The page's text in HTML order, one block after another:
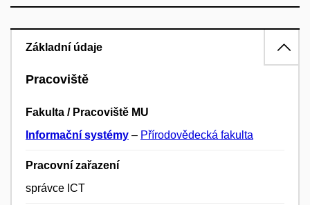
Základní údaje
Pracoviště
Fakulta / Pracoviště MU
Informační systémy – Přírodovědecká fakulta
Pracovní zařazení
správce ICT